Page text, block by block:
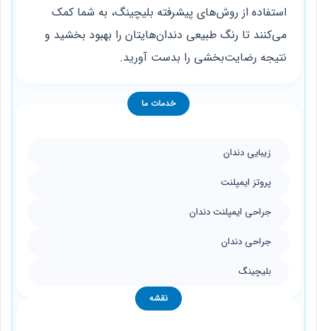
استفاده از روش‌های پیشرفته بلیچینگ، به شما کمک
می‌کنند تا رنگ طبیعی دندان‌هایتان را بهبود بخشید و
نتیجه رضایت‌بخشی را بدست آورید.
خدمات ما
زیبایی دندان
پروتز ایمپلنت
جراحی ایمپلنت دندان
جراحی دندان
بلیچینگ
نقشه